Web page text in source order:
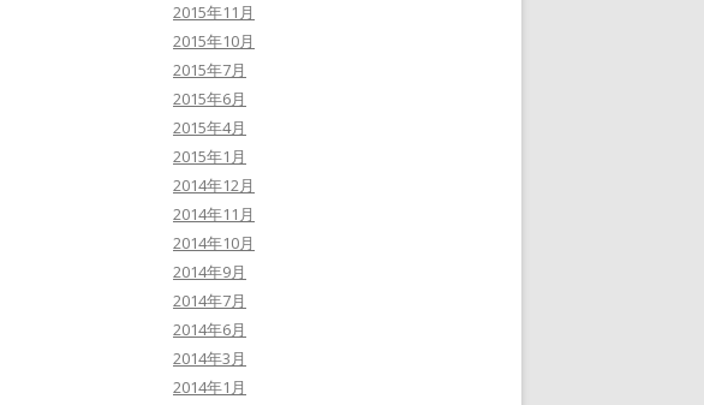
2015年11月
2015年10月
2015年7月
2015年6月
2015年4月
2015年1月
2014年12月
2014年11月
2014年10月
2014年9月
2014年7月
2014年6月
2014年3月
2014年1月